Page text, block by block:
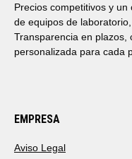
Precios competitivos y
de equipos de
Transparencia en plazos,
personalizada para cada
EMPRESA
Aviso Legal